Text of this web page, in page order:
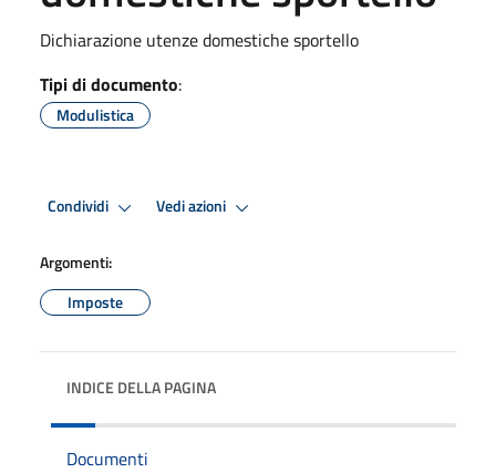
Dichiarazione utenze domestiche sportello
Tipi di documento:
Modulistica
Condividi Vedi azioni
Argomenti:
Imposte
INDICE DELLA PAGINA
Documenti